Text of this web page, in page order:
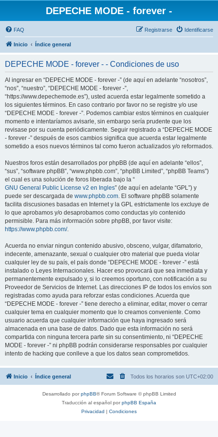
DEPECHE MODE - forever -
FAQ Identificarse
Registrarse
Inicio Índice general
DEPECHE MODE - forever - - Condiciones de uso
Al ingresar en “DEPECHE MODE - forever -” (de aquí en adelante “nosotros”,
“nos”, “nuestro”, “DEPECHE MODE - forever -”,
“https://www.depechemode.es”), usted acuerda estar legalmente sometido a
los siguientes términos. En caso contrario por favor no se registre y/o use
“DEPECHE MODE - forever -”. Podemos cambiar estos términos en cualquier
momento e intentaríamos avisarle, sin embargo sería prudente que los
revisase por su cuenta periódicamente. Seguir registrado a “DEPECHE MODE
- forever -” después de esos cambios significa que acuerda estar legalmente
sometido a esos nuevos términos tal como fueron actualizados y/o reformados.
Nuestros foros están desarrollados por phpBB (de aquí en adelante “ellos”,
“sus”, “software phpBB”, “www.phpbb.com”, “phpBB Limited”, “phpBB Teams”)
el cual es una solución de foros liberada bajo la “
GNU General Public License v2 en Ingles” (de aquí en adelante “GPL”) y
puede ser descargada de www.phpbb.com. El software phpBB solamente
facilita discusiones basadas en Internet y la GPL estrictamente los excluye de
lo que aprobamos y/o desaprobamos como conductas y/o contenido
permisible. Para más información sobre phpBB, por favor visite:
https://www.phpbb.com/.
Acuerda no enviar ningun contenido abusivo, obsceno, vulgar, difamatorio,
indecente, amenazante, sexual o cualquier otro material que pueda violar
cualquier ley de su país, el país donde “DEPECHE MODE - forever -” está
instalado o Leyes Internacionales. Hacer eso provocará que sea inmediata y
permanentemente expulsado y, si lo creemos oportuno, con notificación a su
Proveedor de Servicios de Internet. Las direcciones IP de todos los envíos son
registradas como ayuda para reforzar estas condiciones. Acuerda que
“DEPECHE MODE - forever -” tiene derecho a eliminar, editar, mover o cerrar
cualquier tema en cualquier momento que lo creamos conveniente. Como
usuario acuerda que cualquier información que haya ingresado será
almacenada en una base de datos. Dado que esta información no será
compartida con ninguna tercera parte sin su consentimiento, ni “DEPECHE
MODE - forever -” ni phpBB podrán considerarse responsables por cualquier
intento de hacking que conlleve a que los datos sean comprometidos.
Inicio Índice general Todos los horarios son UTC+02:00
Desarrollado porphpBB® Forum Software © phpBB Limited
Traducción al español porphpBB España
Privacidad | Condiciones